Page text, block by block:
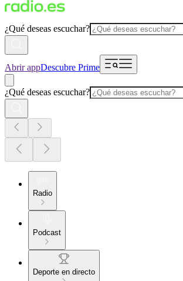
¿Qué deseas escuchar?
Abrir appDescubre Prime
¿Qué deseas escuchar?
Radio
Podcast
Deporte en directo